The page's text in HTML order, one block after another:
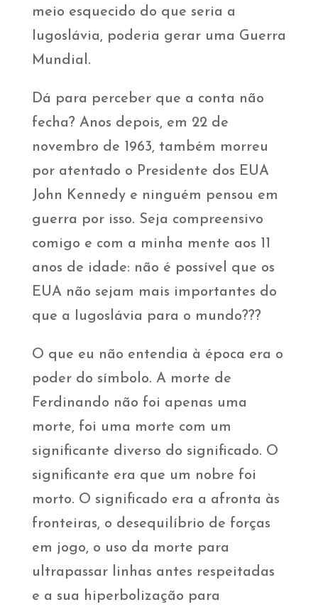
meio esquecido do que seria a
Iugoslávia, poderia gerar uma Guerra
Mundial.
Dá para perceber que a conta não
fecha? Anos depois, em 22 de
novembro de 1963, também morreu
por atentado o Presidente dos EUA
John Kennedy e ninguém pensou em
guerra por isso. Seja compreensivo
comigo e com a minha mente aos 11
anos de idade: não é possível que os
EUA não sejam mais importantes do
que a Iugoslávia para o mundo???
O que eu não entendia à época era o
poder do símbolo. A morte de
Ferdinando não foi apenas uma
morte, foi uma morte com um
significante diverso do significado. O
significante era que um nobre foi
morto. O significado era a afronta às
fronteiras, o desequilíbrio de forças
em jogo, o uso da morte para
ultrapassar linhas antes respeitadas
e a sua hiperbolização para